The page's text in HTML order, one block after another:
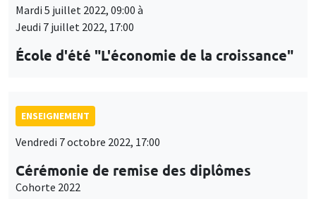
Mardi 5 juillet 2022, 09:00 à
Jeudi 7 juillet 2022, 17:00
École d'été "L'économie de la croissance"
ENSEIGNEMENT
Vendredi 7 octobre 2022, 17:00
Cérémonie de remise des diplômes
Cohorte 2022